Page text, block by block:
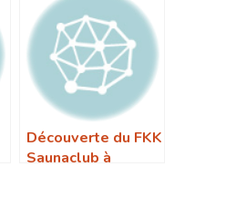
Découverte du FKK
Saunaclub à